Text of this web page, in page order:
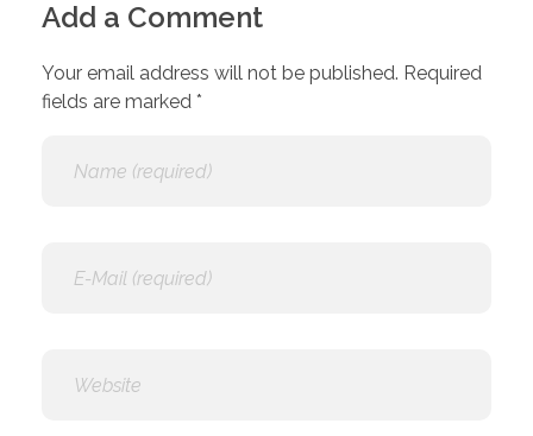
Add a Comment
Your email address will not be published. Required
fields are marked *